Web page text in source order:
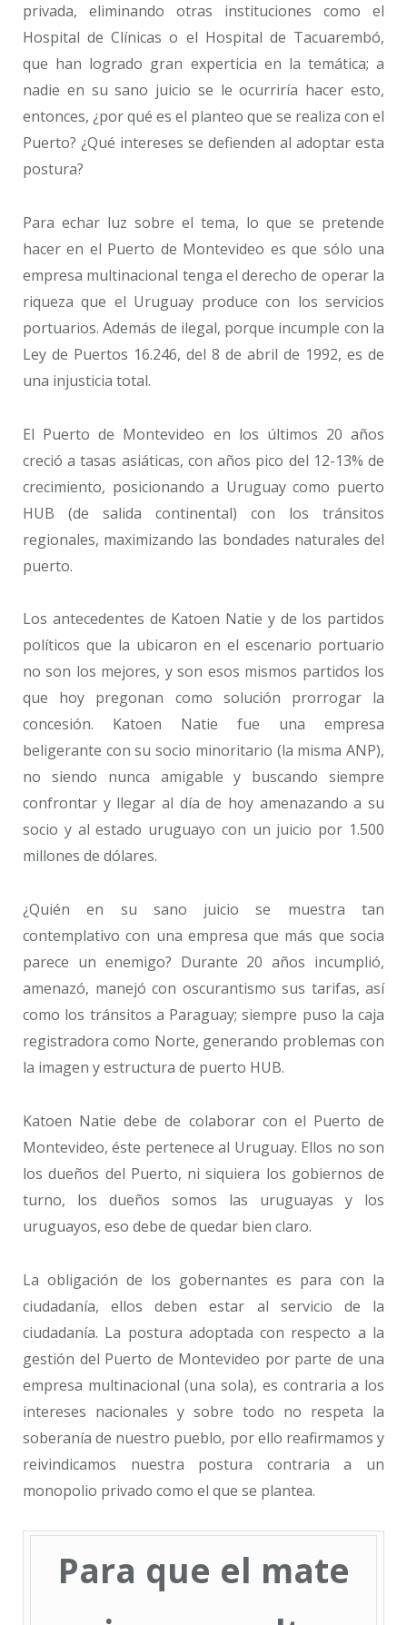
privada, eliminando otras instituciones como el
Hospital de Clínicas o el Hospital de Tacuarembó,
que han logrado gran experticia en la temática; a
nadie en su sano juicio se le ocurriría hacer esto,
entonces, ¿por qué es el planteo que se realiza con el
Puerto? ¿Qué intereses se defienden al adoptar esta
postura?
Para echar luz sobre el tema, lo que se pretende
hacer en el Puerto de Montevideo es que sólo una
empresa multinacional tenga el derecho de operar la
riqueza que el Uruguay produce con los servicios
portuarios. Además de ilegal, porque incumple con la
Ley de Puertos 16.246, del 8 de abril de 1992, es de
una injusticia total.
El Puerto de Montevideo en los últimos 20 años
creció a tasas asiáticas, con años pico del 12-13% de
crecimiento, posicionando a Uruguay como puerto
HUB (de salida continental) con los tránsitos
regionales, maximizando las bondades naturales del
puerto.
Los antecedentes de Katoen Natie y de los partidos
políticos que la ubicaron en el escenario portuario
no son los mejores, y son esos mismos partidos los
que hoy pregonan como solución prorrogar la
concesión. Katoen Natie fue una empresa
beligerante con su socio minoritario (la misma ANP),
no siendo nunca amigable y buscando siempre
confrontar y llegar al día de hoy amenazando a su
socio y al estado uruguayo con un juicio por 1.500
millones de dólares.
¿Quién en su sano juicio se muestra tan
contemplativo con una empresa que más que socia
parece un enemigo? Durante 20 años incumplió,
amenazó, manejó con oscurantismo sus tarifas, así
como los tránsitos a Paraguay; siempre puso la caja
registradora como Norte, generando problemas con
la imagen y estructura de puerto HUB.
Katoen Natie debe de colaborar con el Puerto de
Montevideo, éste pertenece al Uruguay. Ellos no son
los dueños del Puerto, ni siquiera los gobiernos de
turno, los dueños somos las uruguayas y los
uruguayos, eso debe de quedar bien claro.
La obligación de los gobernantes es para con la
ciudadanía, ellos deben estar al servicio de la
ciudadanía. La postura adoptada con respecto a la
gestión del Puerto de Montevideo por parte de una
empresa multinacional (una sola), es contraria a los
intereses nacionales y sobre todo no respeta la
soberanía de nuestro pueblo, por ello reafirmamos y
reivindicamos nuestra postura contraria a un
monopolio privado como el que se plantea.
Para que el mate